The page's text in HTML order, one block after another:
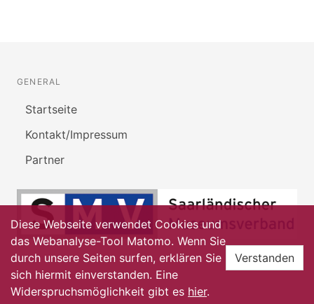
GENERAL
Startseite
Kontakt/Impressum
Partner
Diese Webseite verwendet Cookies und
das Webanalyse-Tool Matomo. Wenn Sie
durch unsere Seiten surfen, erklären Sie
sich hiermit einverstanden. Eine
Widerspruchsmöglichkeit gibt es hier.
Verstanden